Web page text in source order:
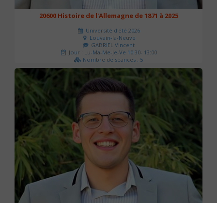
20600 Histoire de l'Allemagne de 1871 à 2025
Université d'été 2026
Louvain-la-Neuve
GABRIEL Vincent
Jour : Lu-Ma-Me-Je-Ve 10:30- 13:00
Nombre de séances : 5
120 €